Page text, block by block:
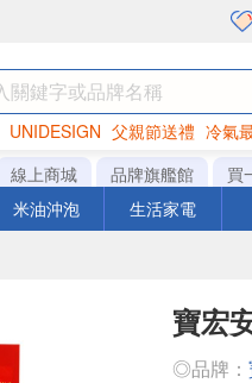
UNIDESIGN 父親節送禮 冷氣
罐頭 海苔 洋芋片
線上商城 品牌旗艦館 買
米油沖泡 生活家電
寶宏
◎品牌：